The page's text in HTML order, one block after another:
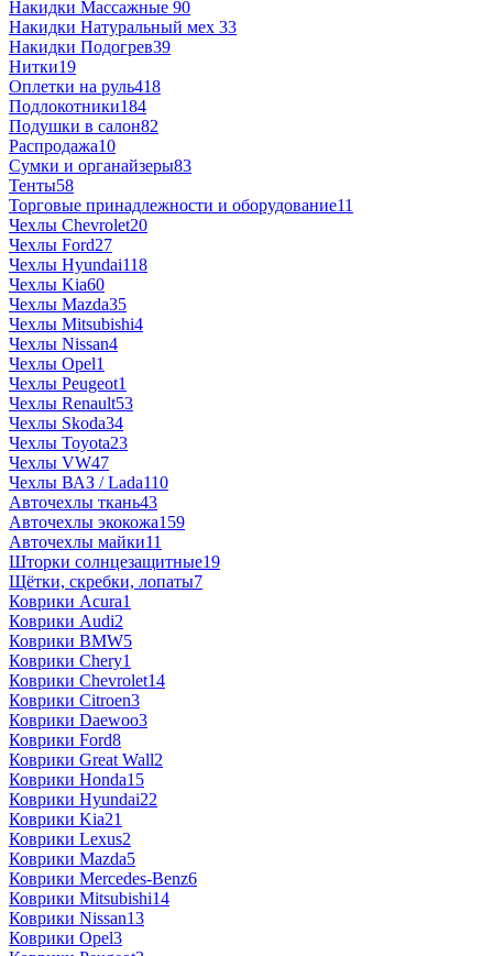
Накидки Массажные 90
Накидки Натуральный мех 33
Накидки Подогрев39
Нитки19
Оплетки на руль418
Подлокотники184
Подушки в салон82
Распродажа10
Сумки и органайзеры83
Тенты58
Торговые принадлежности и оборудование11
Чехлы Chevrolet20
Чехлы Ford27
Чехлы Hyundai118
Чехлы Kia60
Чехлы Mazda35
Чехлы Mitsubishi4
Чехлы Nissan4
Чехлы Opel1
Чехлы Peugeot1
Чехлы Renault53
Чехлы Skoda34
Чехлы Toyota23
Чехлы VW47
Чехлы ВАЗ / Lada110
Авточехлы ткань43
Авточехлы экокожа159
Авточехлы майки11
Шторки солнцезащитные19
Щётки, скребки, лопаты7
Коврики Acura1
Коврики Audi2
Коврики BMW5
Коврики Chery1
Коврики Chevrolet14
Коврики Citroen3
Коврики Daewoo3
Коврики Ford8
Коврики Great Wall2
Коврики Honda15
Коврики Hyundai22
Коврики Kia21
Коврики Lexus2
Коврики Mazda5
Коврики Mercedes-Benz6
Коврики Mitsubishi14
Коврики Nissan13
Коврики Opel3